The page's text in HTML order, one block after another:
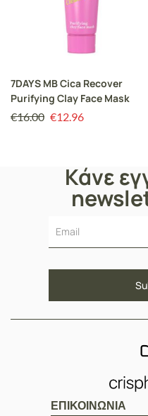
7DAYS MB Cica Recover
Purifying Clay Face Mask
€16.00 €12.96
Κάνε
ΕΠΙΚΟΙΝΩΝΙΑ